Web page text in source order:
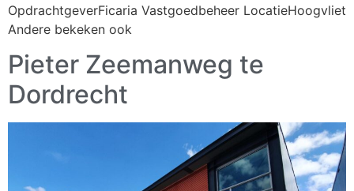
OpdrachtgeverFicaria Vastgoedbeheer LocatieHoogvliet
Andere bekeken ook
Pieter Zeemanweg te
Dordrecht